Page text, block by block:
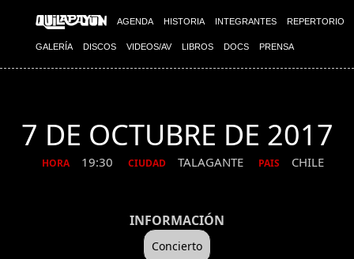
AGENDA HISTORIA INTEGRANTES REPERTORIO
GALERÍA DISCOS VIDEOS/AV LIBROS DOCS PRENSA
7 DE OCTUBRE DE 2017
HORA 19:30 CIUDAD TALAGANTE PAIS CHILE
INFORMACIÓN
Concierto